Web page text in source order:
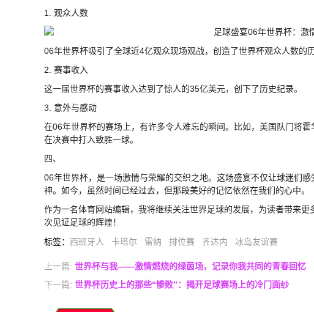
1. 观众人数
06年世界杯吸引了全球近4亿观众现场观战，创造了世界杯观众人数的历
2. 赛事收入
这一届世界杯的赛事收入达到了惊人的35亿美元，创下了历史纪录。
3. 意外与感动
在06年世界杯的赛场上，有许多令人难忘的瞬间。比如，美国队门将
在决赛中打入致胜一球。
四、
06年世界杯，是一场激情与荣耀的交织之地。这场盛宴不仅让球迷们
神。如今，虽然时间已经过去，但那段美好的记忆依然在我们的心中。
作为一名体育网站编辑，我将继续关注世界足球的发展，为读者带来
次见证足球的辉煌！
标签： 西班牙人 卡塔尔 雷纳 排位赛 齐达内 冰岛友谊赛
上一篇: 世界杯与我——激情燃烧的绿茵场，记录你我共同的青春回忆
下一篇: 世界杯历史上的那些“惨败”：揭开足球赛场上的冷门面纱